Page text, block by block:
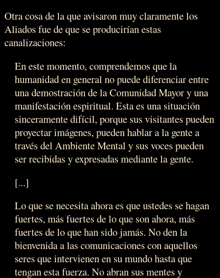
Otra cosa de la que avisaron muy claramente los
Aliados fue de que se producirían estas
canalizaciones:
En este momento, comprendemos que la
humanidad en general no puede diferenciar entre
una demostración de la Comunidad Mayor y una
manifestación espiritual. Esta es una situación
sinceramente difícil, porque sus visitantes pueden
proyectar imágenes, pueden hablar a la gente a
través del Ambiente Mental y sus voces pueden
ser recibidas y expresadas mediante la gente.
[...]
Lo que se necesita ahora es que ustedes se hagan
fuertes, más fuertes de lo que son ahora, más
fuertes de lo que han sido jamás. No den la
bienvenida a las comunicaciones con aquellos
seres que intervienen en su mundo hasta que
tengan esta fuerza. No abran sus mentes y